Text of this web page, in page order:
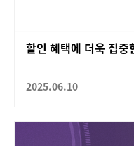
할인 혜택에 더욱 집중
2025.06.10